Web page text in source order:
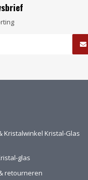
Kristalwinkel Kristal-Glas
glas
retourneren